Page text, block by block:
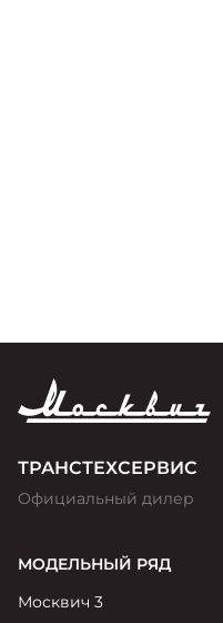
ТРАНСТЕХСЕРВИС
Официальный дилер
МОДЕЛЬНЫЙ РЯД
Москвич 3